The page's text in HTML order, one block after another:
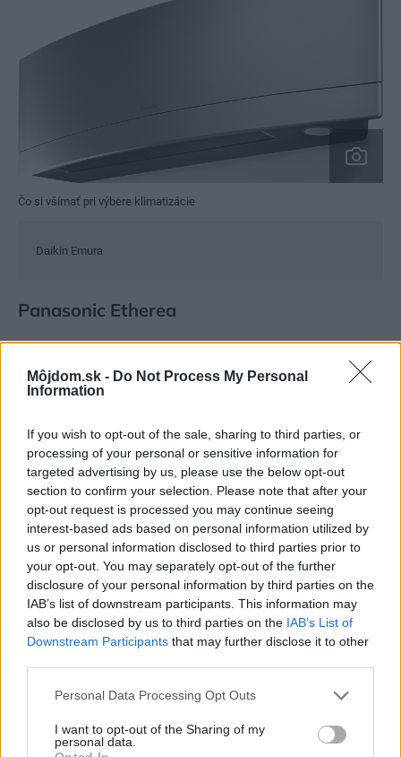
Môjdom.sk - Do Not Process My Personal
Information
If you wish to opt-out of the sale, sharing to third parties, or
processing of your personal or sensitive information for
targeted advertising by us, please use the below opt-out
section to confirm your selection. Please note that after your
opt-out request is processed you may continue seeing
interest-based ads based on personal information utilized by
us or personal information disclosed to third parties prior to
your opt-out. You may separately opt-out of the further
disclosure of your personal information by third parties on the
IAB’s list of downstream participants. This information may
also be disclosed by us to third parties on the IAB’s List of
Downstream Participants that may further disclose it to other
Please note that this website/app uses one or more Google
not limited to your visit or usage behaviour. You may click to
grant or deny consent to Google and its third-party tags to
Personal Data Processing Opt Outs
I want to opt-out of the Sharing of my
personal data.
Čo si všímať pri výbere klimatizácie
Daikin Emura
Panasonic Etherea
Klimatizácia z nového radu Z získala ocenenie iF Product
Design Award za rok 2017 za elegantný dizajn, nízku
hlučnosť (19 dB), energetickú účinnosť (trieda A +++) a
energiou vďaka funkcii ECONAVI, ktorá automaticky
nastavuje chladiaci výkon podľa počtu osôb v miestnosti
a intenzity slnečného žiarenia. Je tiež vybavená účinným
filtrom vzduchu a technológiou nanoe, ktorá odstraňuje
až 99 % škodlivín. Pracuje s chladivom R32, ktoré je
šetrné k životnému prostrediu. Cena za split: od 1 050 €